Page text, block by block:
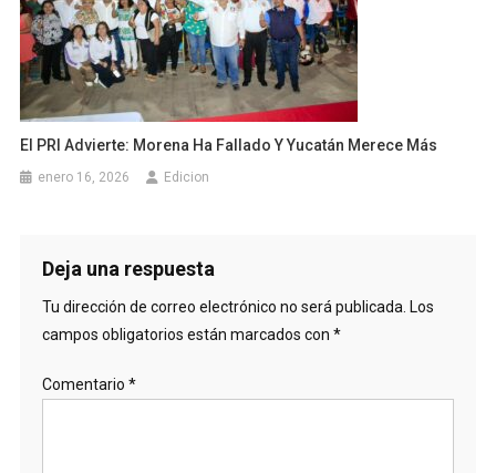
El PRI Advierte: Morena Ha Fallado Y Yucatán Merece Más
enero 16, 2026 Edicion
Deja una respuesta
Tu dirección de correo electrónico no será publicada. Los
campos obligatorios están marcados con *
Comentario *